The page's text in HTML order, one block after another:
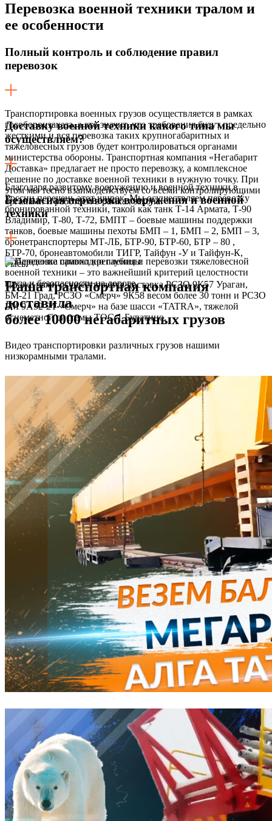
Перевозка военной техники тралом и
ее особенности
Полный контроль и соблюдение правил
перевозок
Транспортировка военных грузов осуществляется в рамках
гособоронзаказа, а это значит, что требования будут предельно
жесткими и вся перевозка таких крупногабаритных и
тяжеловесных грузов будет контролироваться органами
министерства обороны. Транспортная компания «Негабарит
Доставка» предлагает не просто перевозку, а комплексное
решение по доставке военной техники в нужную точку. При
этом мы тесно взаимодействуем со всеми контролирующими
органами и работаем в рамках закона.
Доставку военной техники какого типа мы
осуществляем?
Благодаря развитому вооружению и военной техники в
России перечень этот широк. Мы осуществляем перевозку
бронированной техники, такой как танк Т-14 Армата, Т-90
Владимир, Т-80, Т-72, БМПТ – боевые машины поддержки
танков, боевые машины пехоты БМП – 1, БМП – 2, БМП – 3,
бронетранспортеры МТ-ЛБ, БТР-90, БТР-60, БТР – 80 ,
БТР-70, бронеавтомобили ТИГР, Тайфун -У и Тайфун-К,
Рысь.
Так же нами осуществляется доставка РСЗО 9К57 Ураган,
БМ-21 Град, РСЗО «Смерч» 9К58 весом более 30 тонн и РСЗО
БМ 9А52-2Т «Смерч» на базе шасси «TATRA», тяжелой
огнеметной системы ТОС-1 Буратино.
Безопасная перевозка вооружения и военной
техники
Соблюдение правил крепления и перевозки тяжеловесной
военной техники – это важнейший критерий целостности
груза и безопасности на дороге.
Наша транспортная компания
доставила
более 10000 негабаритных грузов
Видео транспортировки различных грузов нашими
низкорамными тралами.